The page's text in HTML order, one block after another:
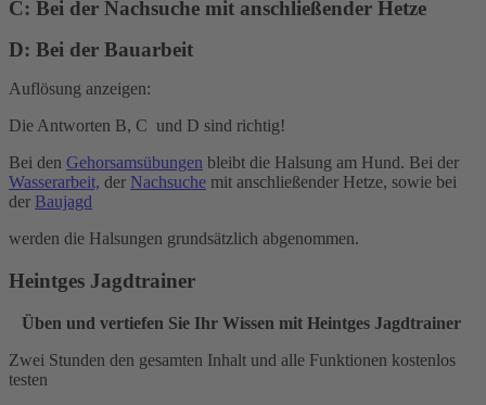
C: Bei der Nachsuche mit anschließender Hetze
D: Bei der Bauarbeit
Auflösung anzeigen:
Die Antworten B, C und D sind richtig!
Bei den Gehorsamsübungen bleibt die Halsung am Hund. Bei der
Wasserarbeit, der Nachsuche mit anschließender Hetze, sowie bei
der Baujagd
werden die Halsungen grundsätzlich abgenommen.
Heintges Jagdtrainer
Üben und vertiefen Sie Ihr Wissen mit Heintges Jagdtrainer
Zwei Stunden den gesamten Inhalt und alle Funktionen kostenlos
testen